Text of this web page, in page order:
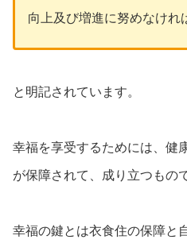
向上及び増進に努めなけれ
と明記されています。
幸福を享受するためには、健
が保障されて、成り立つもの
幸福の鍵とは衣食住の保障と